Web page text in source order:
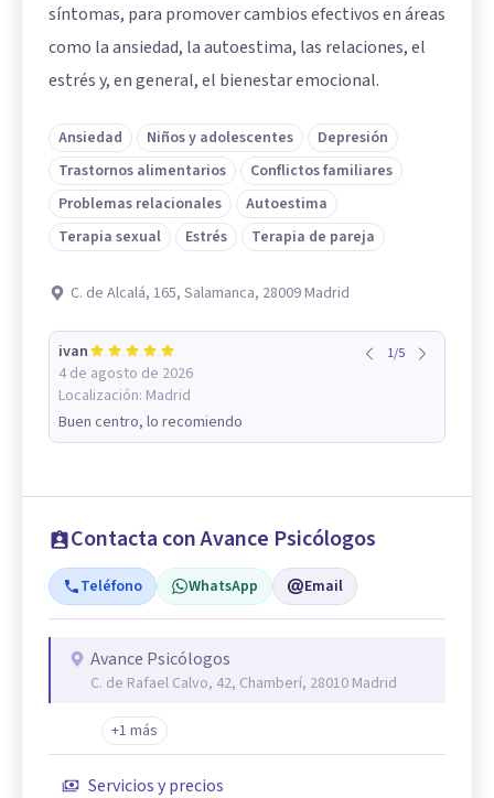
síntomas, para promover cambios efectivos en áreas
como la ansiedad, la autoestima, las relaciones, el
estrés y, en general, el bienestar emocional.
Ansiedad Niños y adolescentes
Depresión
Trastornos alimentarios
Conflictos familiares
Problemas relacionales
Autoestima
Terapia sexual
Estrés Terapia de pareja
C. de Alcalá, 165, Salamanca, 28009 Madrid
ivan
4 de agosto de 2026
Localización: Madrid
1/5
Buen centro, lo recomiendo
Contacta con Avance Psicólogos
Teléfono WhatsApp Email
Avance Psicólogos
C. de Rafael Calvo, 42, Chamberí, 28010 Madrid
+1 más
Servicios y precios